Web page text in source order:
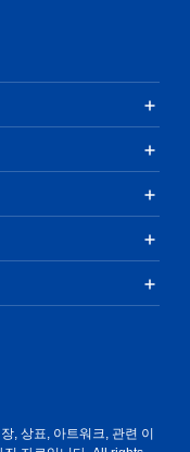
, 상표, 아트워크, 관련 이